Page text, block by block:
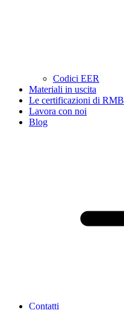
Codici EER
Materiali in uscita
Le certificazioni di RMB
Lavora con noi
Blog
Contatti